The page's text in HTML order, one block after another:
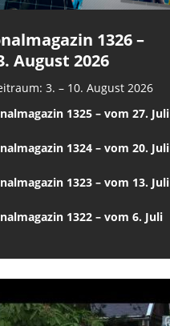
1326 –
August 2026
3. – 10. August 2026
1325 – vom 27. Juli
1324 – vom 20. Juli
1323 – vom 13. Juli
1322 – vom 6. Juli